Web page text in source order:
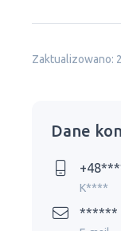
Zaktualizowano:
Dane
K****
******